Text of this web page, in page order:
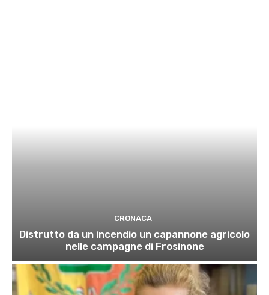
CRONACA
Distrutto da un incendio un capannone agricolo
nelle campagne di Frosinone